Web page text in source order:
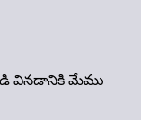
వినడానికి మేము